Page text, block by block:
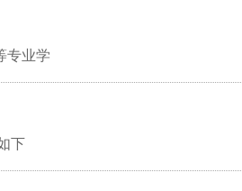
专业学
下